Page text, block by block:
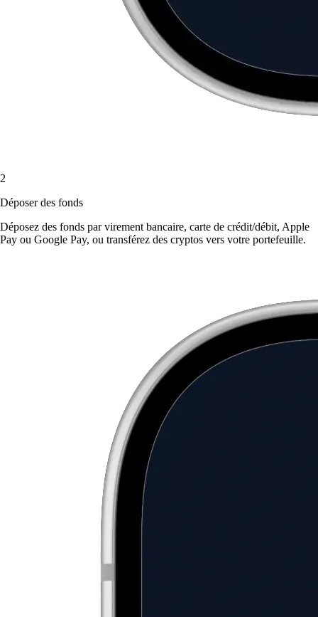
2
Déposer des fonds
Déposez des fonds par virement bancaire, carte de crédit/débit, Apple
Pay ou Google Pay, ou transférez des cryptos vers votre portefeuille.